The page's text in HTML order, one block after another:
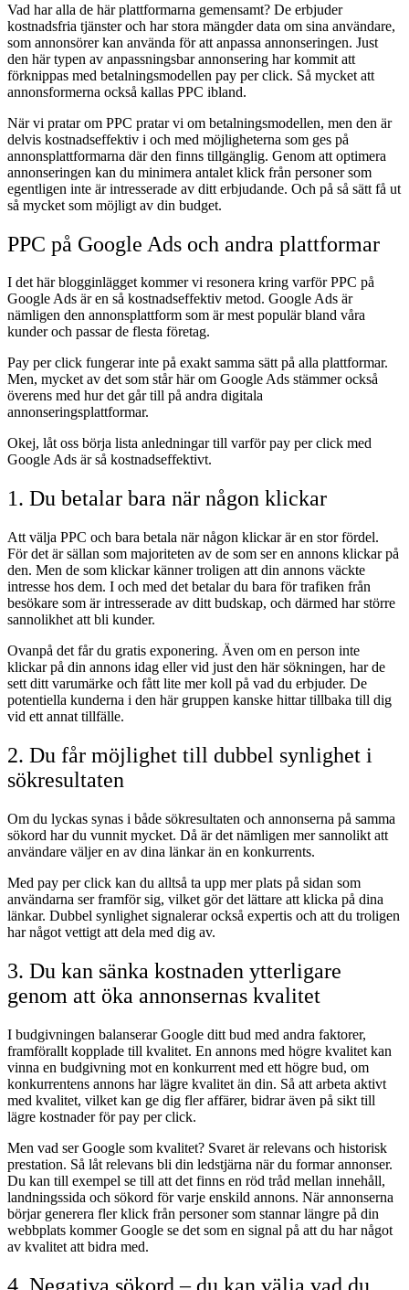
Vad har alla de här plattformarna gemensamt? De erbjuder
kostnadsfria tjänster och har stora mängder data om sina användare,
som annonsörer kan använda för att anpassa annonseringen. Just
den här typen av anpassningsbar annonsering har kommit att
förknippas med betalningsmodellen pay per click. Så mycket att
annonsformerna också kallas PPC ibland.
När vi pratar om PPC pratar vi om betalningsmodellen, men den är
delvis kostnadseffektiv i och med möjligheterna som ges på
annonsplattformarna där den finns tillgänglig. Genom att optimera
annonseringen kan du minimera antalet klick från personer som
egentligen inte är intresserade av ditt erbjudande. Och på så sätt få ut
så mycket som möjligt av din budget.
PPC på Google Ads och andra plattformar
I det här blogginlägget kommer vi resonera kring varför PPC på
Google Ads är en så kostnadseffektiv metod. Google Ads är
nämligen den annonsplattform som är mest populär bland våra
kunder och passar de flesta företag.
Pay per click fungerar inte på exakt samma sätt på alla plattformar.
Men, mycket av det som står här om Google Ads stämmer också
överens med hur det går till på andra digitala
annonseringsplattformar.
Okej, låt oss börja lista anledningar till varför pay per click med
Google Ads är så kostnadseffektivt.
1. Du betalar bara när någon klickar
Att välja PPC och bara betala när någon klickar är en stor fördel.
För det är sällan som majoriteten av de som ser en annons klickar på
den. Men de som klickar känner troligen att din annons väckte
intresse hos dem. I och med det betalar du bara för trafiken från
besökare som är intresserade av ditt budskap, och därmed har större
sannolikhet att bli kunder.
Ovanpå det får du gratis exponering. Även om en person inte
klickar på din annons idag eller vid just den här sökningen, har de
sett ditt varumärke och fått lite mer koll på vad du erbjuder. De
potentiella kunderna i den här gruppen kanske hittar tillbaka till dig
vid ett annat tillfälle.
2. Du får möjlighet till dubbel synlighet i
sökresultaten
Om du lyckas synas i både sökresultaten och annonserna på samma
sökord har du vunnit mycket. Då är det nämligen mer sannolikt att
användare väljer en av dina länkar än en konkurrents.
Med pay per click kan du alltså ta upp mer plats på sidan som
användarna ser framför sig, vilket gör det lättare att klicka på dina
länkar. Dubbel synlighet signalerar också expertis och att du troligen
har något vettigt att dela med dig av.
3. Du kan sänka kostnaden ytterligare
genom att öka annonsernas kvalitet
I budgivningen balanserar Google ditt bud med andra faktorer,
framförallt kopplade till kvalitet. En annons med högre kvalitet kan
vinna en budgivning mot en konkurrent med ett högre bud, om
konkurrentens annons har lägre kvalitet än din. Så att arbeta aktivt
med kvalitet, vilket kan ge dig fler affärer, bidrar även på sikt till
lägre kostnader för pay per click.
Men vad ser Google som kvalitet? Svaret är relevans och historisk
prestation. Så låt relevans bli din ledstjärna när du formar annonser.
Du kan till exempel se till att det finns en röd tråd mellan innehåll,
landningssida och sökord för varje enskild annons. När annonserna
börjar generera fler klick från personer som stannar längre på din
webbplats kommer Google se det som en signal på att du har något
av kvalitet att bidra med.
4. Negativa sökord – du kan välja vad du